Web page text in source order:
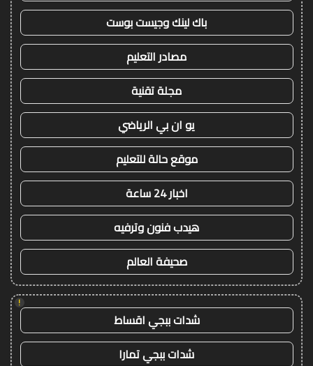
باك لينك وجيست بوست
مصادر التعليم
مجلة تقنية
يو ان بي الرياضي
موقع حالة للتعليم
اخبار 24 ساعة
هيدب فنون وترفيه
صحيفة العالم
!
شدات ببجي اقساط
شدات ببجي تمارا